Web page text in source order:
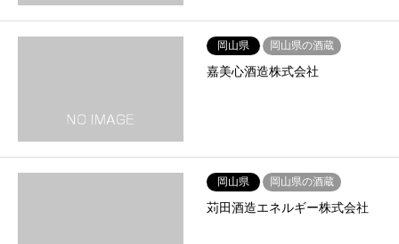
岡山県 岡山県の酒蔵
嘉美心酒造株式会社
岡山県 岡山県の酒蔵
苅田酒造エネルギー株式会社